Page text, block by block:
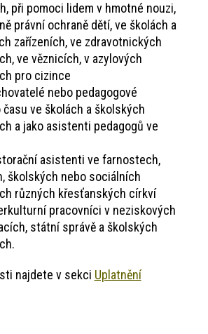
při pomoci lidem v hmotné nouzi,
právní ochraně dětí, ve školách a
zařízeních, ve zdravotnických
ve věznicích, v azylových
pro cizince
nebo pedagogové
ve školách a školských
a jako asistenti pedagogů ve
asistenti ve farnostech,
školských nebo sociálních
různých křesťanských církví
pracovníci v neziskových
státní správě a školských
najdete v sekci Uplatnění